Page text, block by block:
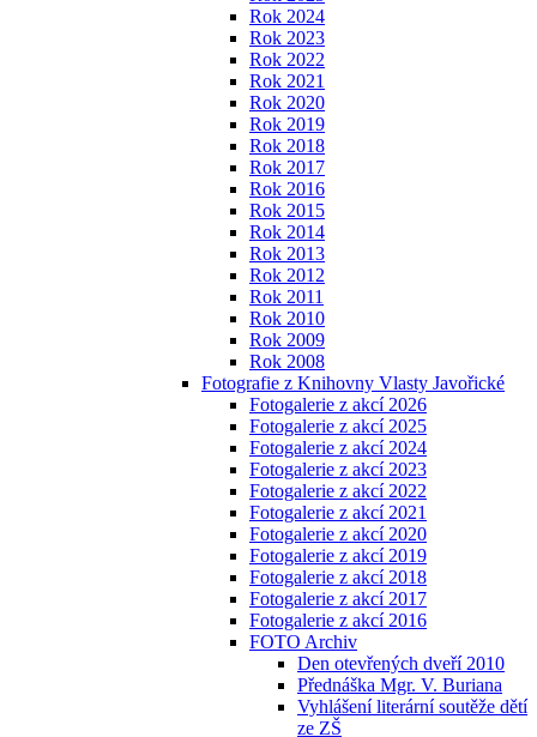
Rok 2024
Rok 2023
Rok 2022
Rok 2021
Rok 2020
Rok 2019
Rok 2018
Rok 2017
Rok 2016
Rok 2015
Rok 2014
Rok 2013
Rok 2012
Rok 2011
Rok 2010
Rok 2009
Rok 2008
Fotografie z Knihovny Vlasty Javořické
Fotogalerie z akcí 2026
Fotogalerie z akcí 2025
Fotogalerie z akcí 2024
Fotogalerie z akcí 2023
Fotogalerie z akcí 2022
Fotogalerie z akcí 2021
Fotogalerie z akcí 2020
Fotogalerie z akcí 2019
Fotogalerie z akcí 2018
Fotogalerie z akcí 2017
Fotogalerie z akcí 2016
FOTO Archiv
Den otevřených dveří 2010
Přednáška Mgr. V. Buriana
Vyhlášení literární soutěže dětí
ze ZŠ